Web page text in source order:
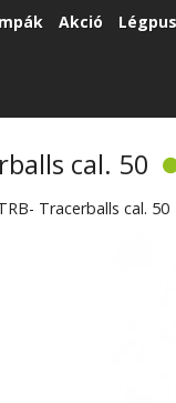
Akció
cal. 50
Tracerballs cal. 50